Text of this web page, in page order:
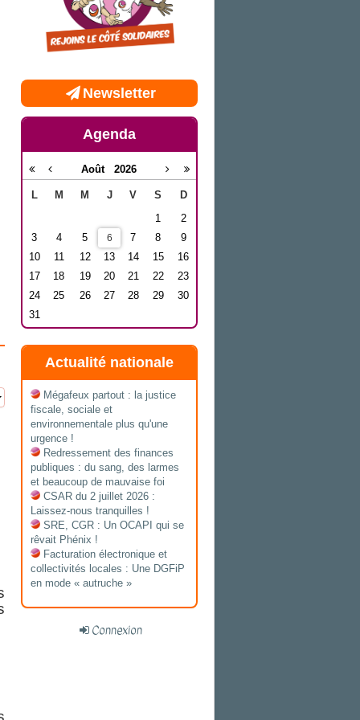
Newsletter
Agenda
Août 2026
L M M J V S
D
1
2
3
4 5 6 7 8
9
10
11 12 13 14 15
16
17
18 19 20 21 22
23
24
25 26 27 28 29
30
31
Actualité nationale
Mégafeux partout : la justice
fiscale, sociale et
environnementale plus qu'une
urgence !
Redressement des finances
publiques : du sang, des larmes
et beaucoup de mauvaise foi
CSAR du 2 juillet 2026 :
Laissez-nous tranquilles !
SRE, CGR : Un OCAPI qui se
rêvait Phénix !
Facturation électronique et
collectivités locales : Une DGFiP
en mode « autruche »
Connexion